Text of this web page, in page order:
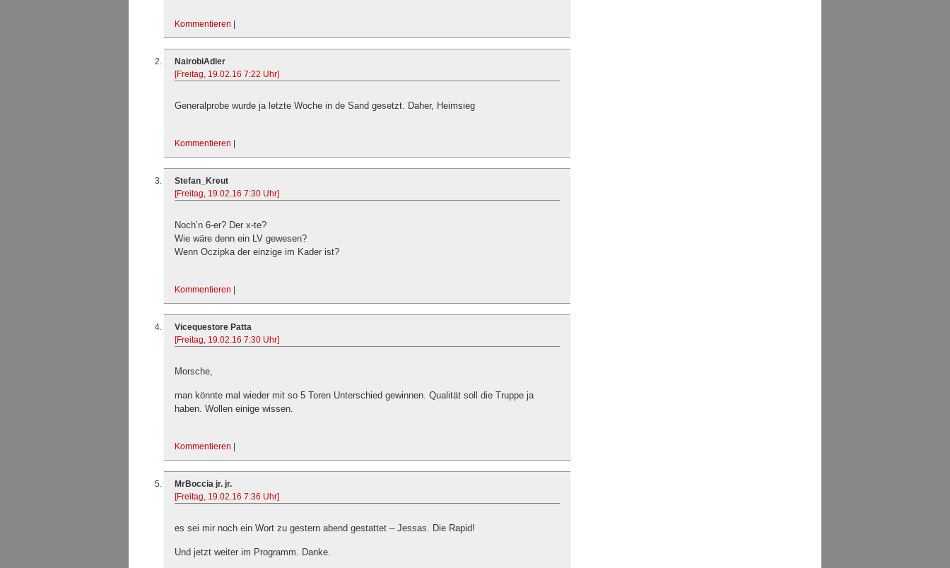
Kommentieren |
NairobiAdler
[Freitag, 19.02.16 7:22 Uhr]
Generalprobe wurde ja letzte Woche in de Sand gesetzt. Daher, Heimsieg
Kommentieren |
Stefan_Kreut
[Freitag, 19.02.16 7:30 Uhr]
Noch’n 6-er? Der x-te?
Wie wäre denn ein LV gewesen?
Wenn Oczipka der einzige im Kader ist?
Kommentieren |
Vicequestore Patta
[Freitag, 19.02.16 7:30 Uhr]
Morsche,
man könnte mal wieder mit so 5 Toren Unterschied gewinnen. Qualität soll die Truppe ja
haben. Wollen einige wissen.
Kommentieren |
MrBoccia jr. jr.
[Freitag, 19.02.16 7:36 Uhr]
es sei mir noch ein Wort zu gestern abend gestattet – Jessas. Die Rapid!
Und jetzt weiter im Programm. Danke.